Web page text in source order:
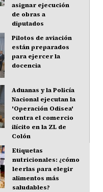
asignar ejecución
de obras a
diputados
Pilotos de aviación
están preparados
para ejercer la
docencia
Aduanas y la Policía
Nacional ejecutan la
'Operación Odisea'
contra el comercio
ilícito en la ZL de
Colón
Etiquetas
nutricionales: ¿cómo
leerlas para elegir
alimentos más
saludables?